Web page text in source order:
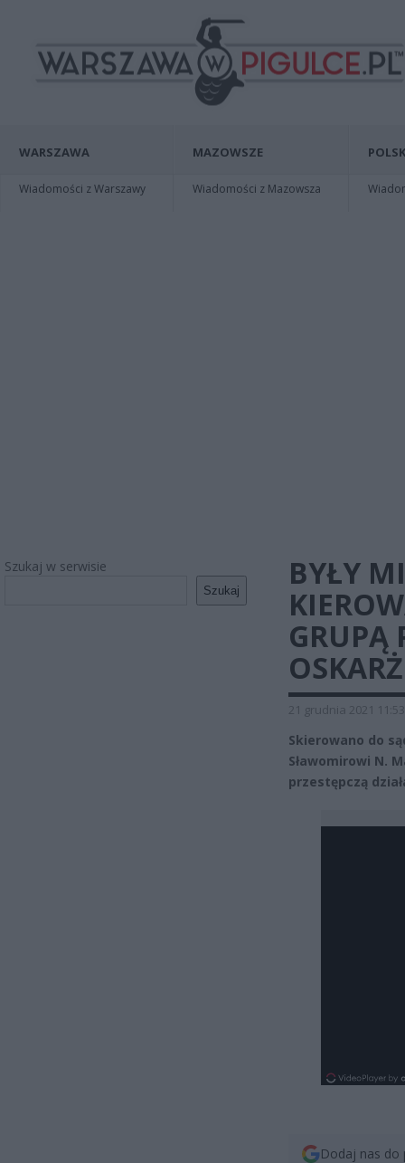
WARSZAWA
Wiadomości z Warszawy
MAZOWSZE
Wiadomości z Mazowsza
Szukaj w serwisie
Szukaj
BYŁY
GRUPĄ
21 grudnia 2021 11:53
Skierowano do
Sławomirowi N.
przestępczą
Dodaj nas do